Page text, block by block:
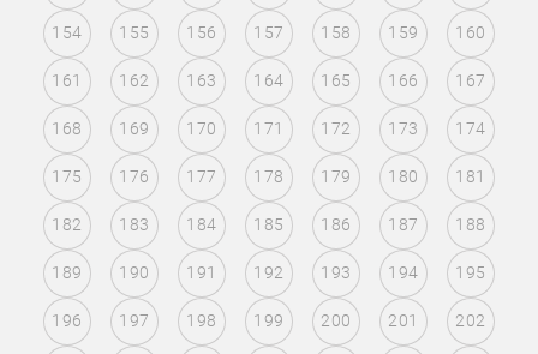
154 155 156 157 158 159 160
161 162 163 164 165 166 167
168 169 170 171 172 173 174
175 176 177 178 179 180 181
182 183 184 185 186 187 188
189 190 191 192 193 194 195
196 197 198 199 200 201 202